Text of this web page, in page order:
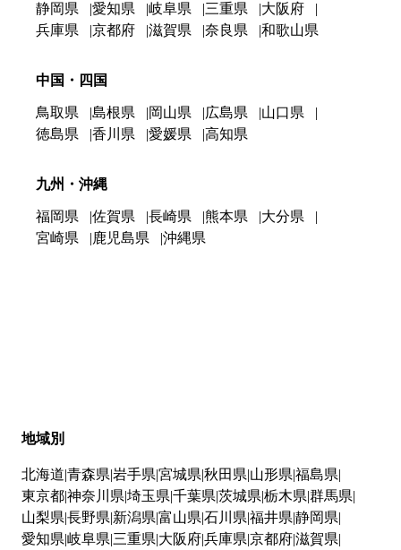
静岡県 愛知県 岐阜県 三重県
大阪府
兵庫県
京都府 滋賀県 奈良県 和歌山県
中国・四国
鳥取県 島根県 岡山県 広島県
山口県
徳島県
香川県 愛媛県 高知県
九州・沖縄
福岡県 佐賀県 長崎県 熊本県
大分県
宮崎県
鹿児島県 沖縄県
地域別
北海道 青森県 岩手県 宮城県 秋田県 山形県 福島県
東京都神奈川県 埼玉県 千葉県 茨城県 栃木県 群馬県
山梨県 長野県 新潟県 富山県 石川県 福井県 静岡県
愛知県 岐阜県 三重県 大阪府兵庫県 京都府滋賀県